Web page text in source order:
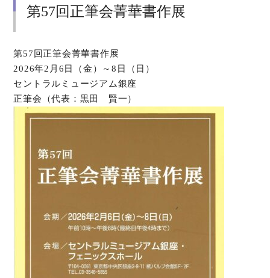
第57回正筆会菁華書作展
第57回正筆会菁華書作展
2026年2月6日（金）～8日（日）
セントラルミュージアム銀座
正筆会（代表：黒田 賢一）